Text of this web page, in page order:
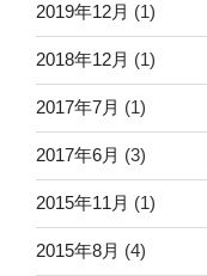
2019年12月 (1)
2018年12月 (1)
2017年7月 (1)
2017年6月 (3)
2015年11月 (1)
2015年8月 (4)